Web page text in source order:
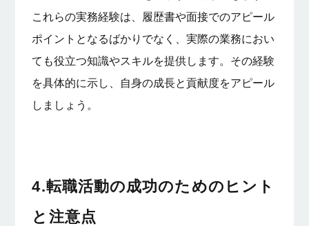
これらの実務経験は、履歴書や面接でのアピール
ポイントとなるばかりでなく、実際の業務におい
ても役立つ知識やスキルを提供します。その経験
を具体的に示し、自身の成長と貢献度をアピール
しましょう。
4.転職活動の成功のためのヒント
と注意点